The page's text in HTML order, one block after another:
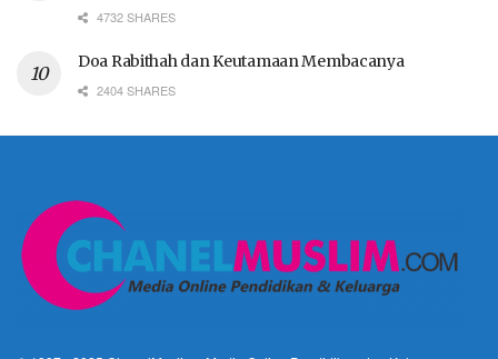
4732 SHARES
Doa Rabithah dan Keutamaan Membacanya
2404 SHARES